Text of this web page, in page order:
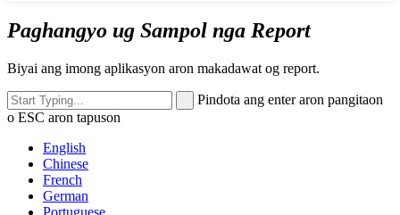
Paghangyo ug Sampol nga Report
Biyai ang imong aplikasyon aron makadawat og report.
Pindota ang enter aron pangitaon
o ESC aron tapuson
English
Chinese
French
German
Portuguese